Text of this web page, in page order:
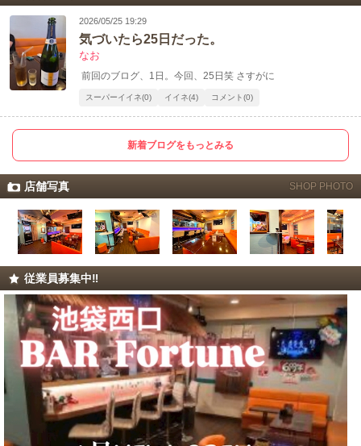
2026/05/25 19:29
気づいたら25日だった。
なお
前回のブログ、1日。今回、25日笑 さすがに
スーパーイイネ(0) イイネ(4) コメント(0)
新着ブログをもっとみる
店舗写真 SHOP PHOTO
従業員募集中‼️